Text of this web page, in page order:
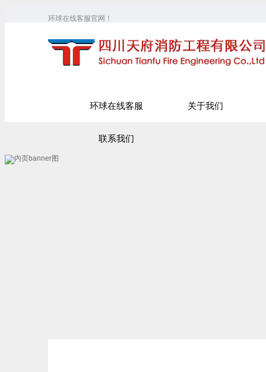
环球在线客服官网！
环球在线客服 关于我们
联系我们